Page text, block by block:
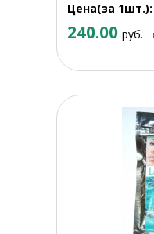
Цена(за 1шт.):
240.00 руб.